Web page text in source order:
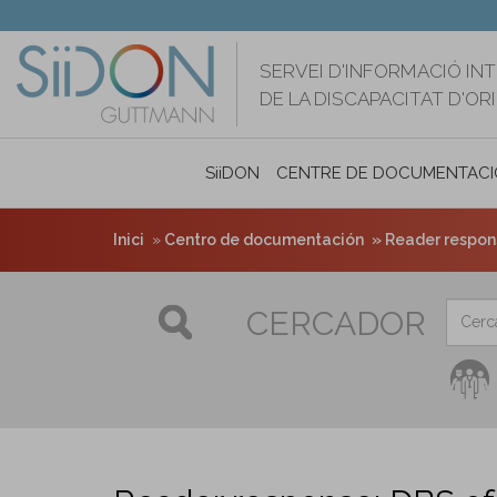
contingut
SERVEI D'INFORMACIÓ
DE LA DISCAPACITAT
SiiDON CENTRE DE
Inici Centro de documentación Reader
CERCADOR